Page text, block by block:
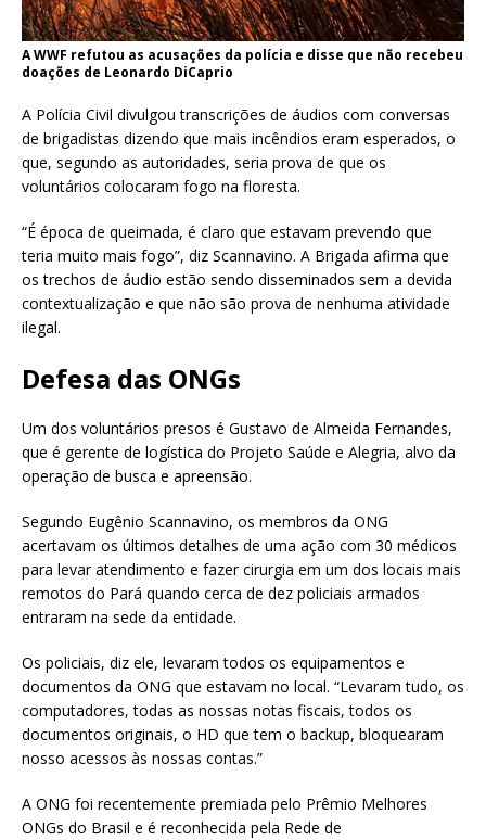
A WWF refutou as acusações da polícia e disse que não recebeu
doações de Leonardo DiCaprio
A Polícia Civil divulgou transcrições de áudios com conversas
de brigadistas dizendo que mais incêndios eram esperados, o
que, segundo as autoridades, seria prova de que os
voluntários colocaram fogo na floresta.
“É época de queimada, é claro que estavam prevendo que
teria muito mais fogo”, diz Scannavino. A Brigada afirma que
os trechos de áudio estão sendo disseminados sem a devida
contextualização e que não são prova de nenhuma atividade
ilegal.
Defesa das ONGs
Um dos voluntários presos é Gustavo de Almeida Fernandes,
que é gerente de logística do Projeto Saúde e Alegria, alvo da
operação de busca e apreensão.
Segundo Eugênio Scannavino, os membros da ONG
acertavam os últimos detalhes de uma ação com 30 médicos
para levar atendimento e fazer cirurgia em um dos locais mais
remotos do Pará quando cerca de dez policiais armados
entraram na sede da entidade.
Os policiais, diz ele, levaram todos os equipamentos e
documentos da ONG que estavam no local. “Levaram tudo, os
computadores, todas as nossas notas fiscais, todos os
documentos originais, o HD que tem o backup, bloquearam
nosso acessos às nossas contas.”
A ONG foi recentemente premiada pelo Prêmio Melhores
ONGs do Brasil e é reconhecida pela Rede de